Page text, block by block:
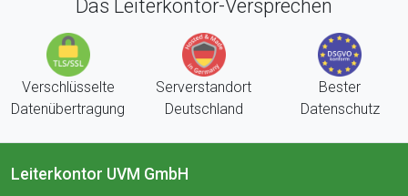
Das Leiterkontor-Versprechen
Verschlüsselte
Datenübertragung
Serverstandort
Deutschland
Bester
Datenschutz
Leiterkontor UVM GmbH